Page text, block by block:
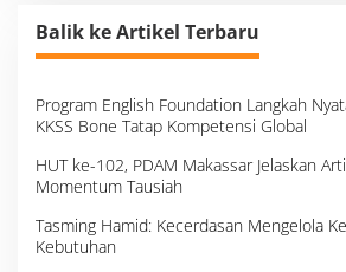
Balik ke Artikel Terbaru
Program English Foundation Langkah
KKSS Bone Tatap Kompetensi Global
HUT ke-102, PDAM Makassar Jelaskan Arti
Momentum Tausiah
Tasming Hamid: Kecerdasan Mengelola
Kebutuhan